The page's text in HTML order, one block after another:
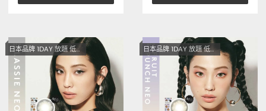
日本品牌 1DAY 放題 低至$128 日本品牌 1DAY 放題 低至$128